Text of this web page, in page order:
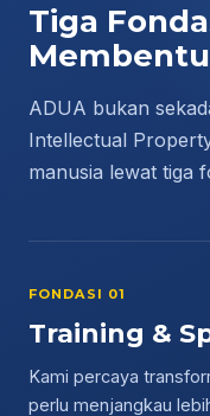
Tiga
ADUA bukan
Intellectual
manusia lewat tiga
FONDASI 01
Training &
Kami percaya
perlu menjangkau